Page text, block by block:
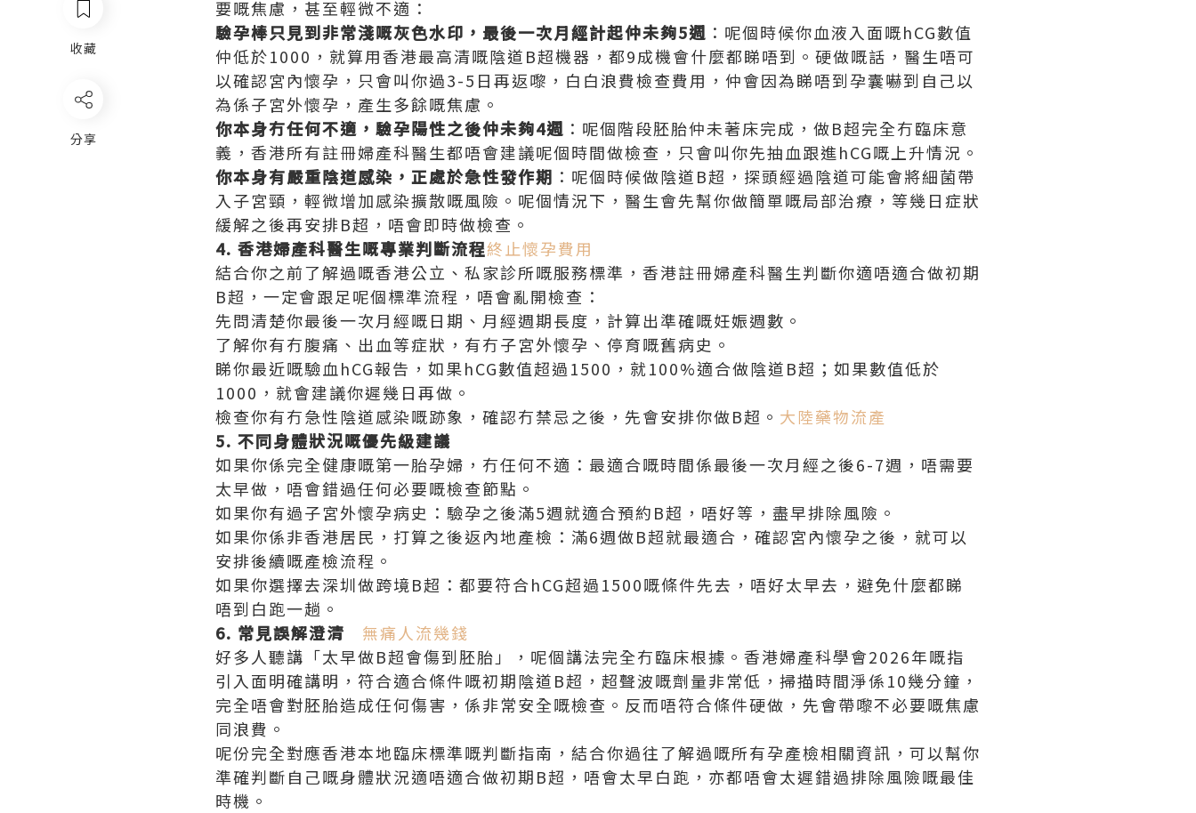
收藏
分享
要嘅焦慮，甚至輕微不適：
驗孕棒只見到非常淺嘅灰色水印，最後一次月經計起仲未夠5週 ‌：呢個時候你血液入面嘅hCG數值
仲低於1000，就算用香港最高清嘅陰道B超機器，都9成機會什麼都睇唔到。硬做嘅話，醫生唔可
以確認宮內懷孕，只會叫你過3-5日再返嚟，白白浪費檢查費用，仲會因為睇唔到孕囊嚇到自己以
為係子宮外懷孕，產生多餘嘅焦慮。
你本身冇任何不適，驗孕陽性之後仲未夠4週 ‌：呢個階段胚胎仲未著床完成，做B超完全冇臨床意
義，香港所有註冊婦產科醫生都唔會建議呢個時間做檢查，只會叫你先抽血跟進hCG嘅上升情況。
你本身有嚴重陰道感染，正處於急性發作期 ‌：呢個時候做陰道B超，探頭經過陰道可能會將細菌帶
入子宮頸，輕微增加感染擴散嘅風險。呢個情況下，醫生會先幫你做簡單嘅局部治療，等幾日症狀
緩解之後再安排B超，唔會即時做檢查。
4. 香港婦產科醫生嘅專業判斷流程終止懷孕費用
結合你之前了解過嘅香港公立、私家診所嘅服務標準，香港註冊婦產科醫生判斷你適唔適合做初期
B超，一定會跟足呢個標準流程，唔會亂開檢查：
先問清楚你最後一次月經嘅日期、月經週期長度，計算出準確嘅妊娠週數。
了解你有冇腹痛、出血等症狀，有冇子宮外懷孕、停育嘅舊病史。
睇你最近嘅驗血hCG報告，如果hCG數值超過1500，就100%適合做陰道B超；如果數值低於
1000，就會建議你遲幾日再做。
檢查你有冇急性陰道感染嘅跡象，確認冇禁忌之後，先會安排你做B超。 大陸藥物流產
5. 不同身體狀況嘅優先級建議
如果你係完全健康嘅第一胎孕婦，冇任何不適：最適合嘅時間係最後一次月經之後6-7週，唔需要
太早做，唔會錯過任何必要嘅檢查節點。
如果你有過子宮外懷孕病史：驗孕之後滿5週就適合預約B超，唔好等，盡早排除風險。
如果你係非香港居民，打算之後返內地產檢：滿6週做B超就最適合，確認宮內懷孕之後，就可以
安排後續嘅產檢流程。
如果你選擇去深圳做跨境B超：都要符合hCG超過1500嘅條件先去，唔好太早去，避免什麼都睇
唔到白跑一趟。
6. 常見誤解澄清
無痛人流幾錢
好多人聽講「太早做B超會傷到胚胎」，呢個講法完全冇臨床根據。香港婦產科學會2026年嘅指
引入面明確講明，符合適合條件嘅初期陰道B超，超聲波嘅劑量非常低，掃描時間淨係10幾分鐘，
完全唔會對胚胎造成任何傷害，係非常安全嘅檢查。反而唔符合條件硬做，先會帶嚟不必要嘅焦慮
同浪費。
呢份完全對應香港本地臨床標準嘅判斷指南，結合你過往了解過嘅所有孕產檢相關資訊，可以幫你
準確判斷自己嘅身體狀況適唔適合做初期B超，唔會太早白跑，亦都唔會太遲錯過排除風險嘅最佳
時機。